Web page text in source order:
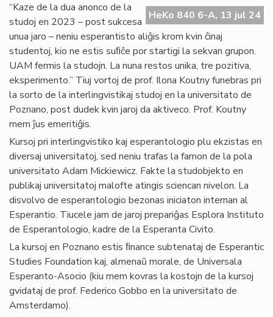
HeKo 840 6-A, 13 jul 24
“Kaze de la dua anonco de la
studoj en 2023 – post sukcesa
unua jaro – neniu esperantisto aliĝis krom kvin ĉinaj
studentoj, kio ne estis suﬁĉe por startigi la sekvan grupon.
UAM fermis la studojn. La nuna restos unika, tre pozitiva,
eksperimento.” Tiuj vortoj de prof. Ilona Koutny funebras pri
la sorto de la interlingvistikaj studoj en la universitato de
Poznano, post dudek kvin jaroj da aktiveco. Prof. Koutny
mem ĵus emeritiĝis.
Kursoj pri interlingvistiko kaj esperantologio plu ekzistas en
diversaj universitatoj, sed neniu trafas la famon de la pola
universitato Adam Mickiewicz. Fakte la studobjekto en
publikaj universitatoj malofte atingis sciencan nivelon. La
disvolvo de esperantologio bezonas iniciaton internan al
Esperantio. Tiucele jam de jaroj prepariĝas Esplora Instituto
de Esperantologio, kadre de la Esperanta Civito.
La kursoj en Poznano estis ﬁnance subtenataj de Esperantic
Studies Foundation kaj, almenaŭ morale, de Universala
Esperanto-Asocio (kiu mem kovras la kostojn de la kursoj
gvidataj de prof. Federico Gobbo en la universitato de
Amsterdamo).